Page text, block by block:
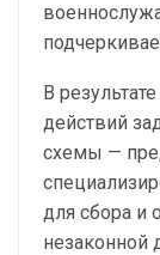
В
действий
схемы —
для сбора и
незаконной